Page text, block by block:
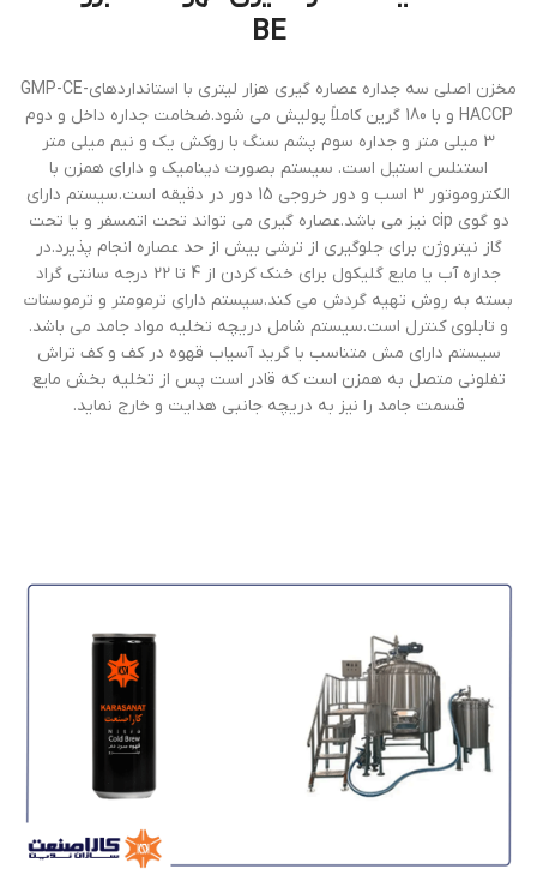
BE
مخزن اصلی سه جداره عصاره گیری هزار لیتری با استانداردهایGMP-CE-
HACCP و با 180 گرین کاملاً پولیش می شود.ضخامت جداره داخل و دوم
3 میلی متر و جداره سوم پشم سنگ با روکش یک و نیم میلی متر
استنلس استیل است. سیستم بصورت دینامیک و دارای همزن با
الکتروموتور 3 اسب و دور خروجی 15 دور در دقیقه است.سیستم دارای
دو گوی cip نیز می باشد.عصاره گیری می تواند تحت اتمسفر و یا تحت
گاز نیتروژن برای جلوگیری از ترشی بیش از حد عصاره انجام پذیرد.در
جداره آب یا مایع گلیکول برای خنک کردن از 4 تا 22 درجه سانتی گراد
بسته به روش تهیه گردش می کند.سیستم دارای ترمومتر و ترموستات
و تابلوی کنترل است.سیستم شامل دریچه تخلیه مواد جامد می باشد.
سیستم دارای مش متناسب با گرید آسیاب قهوه در کف و کف تراش
تفلونی متصل به همزن است که قادر است پس از تخلیه بخش مایع
قسمت جامد را نیز به دریچه جانبی هدایت و خارج نماید.